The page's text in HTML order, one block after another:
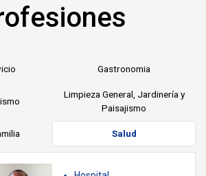
Gastronomia
Limpieza General, Jardinería y
Paisajismo
Salud